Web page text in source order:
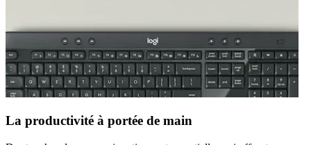
La productivité à portée de main